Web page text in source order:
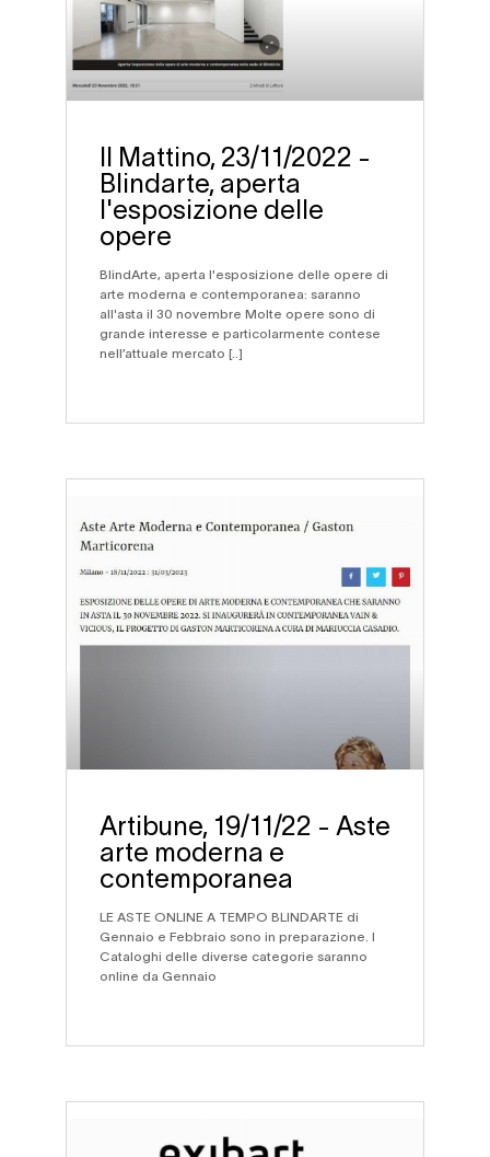
Il Mattino, 23/11/2022 -
Blindarte, aperta
l'esposizione delle
opere
BlindArte, aperta l'esposizione delle opere di
arte moderna e contemporanea: saranno
all'asta il 30 novembre Molte opere sono di
grande interesse e particolarmente contese
nell’attuale mercato [..]
Artibune, 19/11/22 - Aste
arte moderna e
contemporanea
LE ASTE ONLINE A TEMPO BLINDARTE di
Gennaio e Febbraio sono in preparazione. I
Cataloghi delle diverse categorie saranno
online da Gennaio